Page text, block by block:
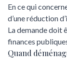
En ce qui
d’une réduction
La demande doit
finances
Quand